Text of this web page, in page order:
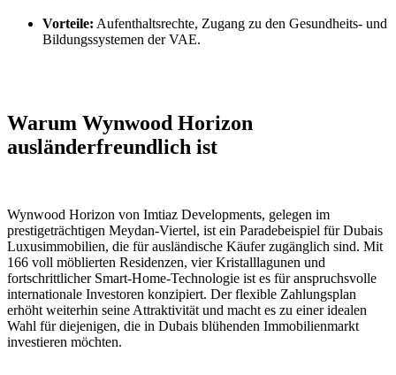
Vorteile: Aufenthaltsrechte, Zugang zu den Gesundheits- und
Bildungssystemen der VAE.
Warum Wynwood Horizon
ausländerfreundlich ist
Wynwood Horizon von Imtiaz Developments, gelegen im
prestigeträchtigen Meydan-Viertel, ist ein Paradebeispiel für Dubais
Luxusimmobilien, die für ausländische Käufer zugänglich sind. Mit
166 voll möblierten Residenzen, vier Kristalllagunen und
fortschrittlicher Smart-Home-Technologie ist es für anspruchsvolle
internationale Investoren konzipiert. Der flexible Zahlungsplan
erhöht weiterhin seine Attraktivität und macht es zu einer idealen
Wahl für diejenigen, die in Dubais blühenden Immobilienmarkt
investieren möchten.